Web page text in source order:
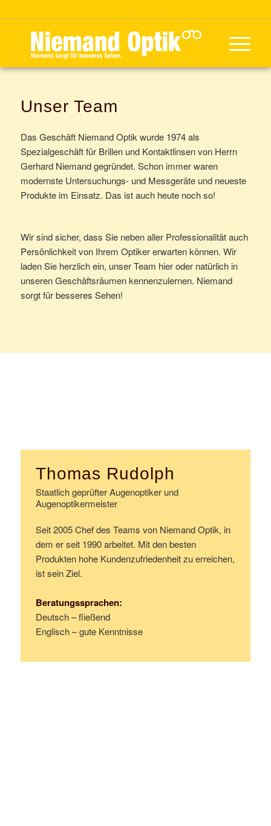
Unser Team
Das Geschäft Niemand Optik wurde 1974 als
Spezialgeschäft für Brillen und Kontaktlinsen von Herrn
Gerhard Niemand gegründet. Schon immer waren
modernste Untersuchungs- und Messgeräte und neueste
Produkte im Einsatz. Das ist auch heute noch so!
Wir sind sicher, dass Sie neben aller Professionalität auch
Persönlichkeit von Ihrem Optiker erwarten können. Wir
laden Sie herzlich ein, unser Team hier oder natürlich in
unseren Geschäftsräumen kennenzulernen. Niemand
sorgt für besseres Sehen!
Thomas Rudolph
Staatlich geprüfter Augenoptiker und
Augenoptikermeister
Seit 2005 Chef des Teams von Niemand Optik, in
dem er seit 1990 arbeitet. Mit den besten
Produkten hohe Kundenzufriedenheit zu erreichen,
ist sein Ziel.
Beratungssprachen:
Deutsch – fließend
Englisch – gute Kenntnisse